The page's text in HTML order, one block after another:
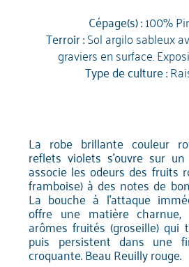
Cépage(s) :100%
Terroir :Sol argilo sableux
graviers en surface.
Type de culture :
La robe brillante couleur
reflets violets s'ouvre sur
associe les odeurs des fruits
framboise) à des notes de
La bouche à l'attaque
offre une matière
arômes fruités (groseille) qui
puis persistent dans une
croquante. Beau Reuilly rouge.